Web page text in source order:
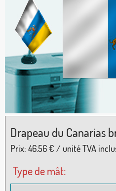
Drapeau du Canarias
Prix: 46.56€ / unité TVA
Type de mât: